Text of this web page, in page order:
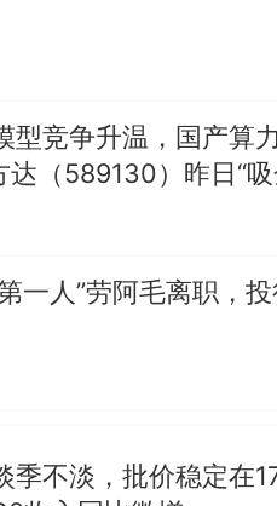
那个在床头放菜刀
型竞争升温，国产算
达（589130）昨日“
一人”劳阿毛离职，
季不淡，批价稳定在